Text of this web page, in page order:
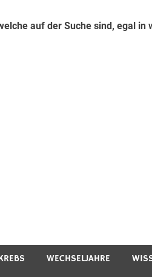
auf der Suche sind, egal in
WECHSELJAHRE